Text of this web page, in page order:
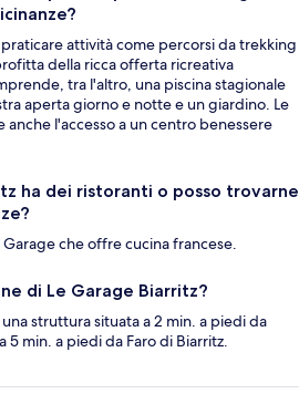
attività come percorsi da trekking
della ricca offerta ricreativa
tra l'altro, una piscina stagionale
aperta giorno e notte e un giardino. Le
anche l'accesso a un centro benessere
ha dei ristoranti o posso trovarne
Garage che offre cucina francese.
di Le Garage Biarritz?
struttura situata a 2 min. a piedi da
5 min. a piedi da Faro di Biarritz.